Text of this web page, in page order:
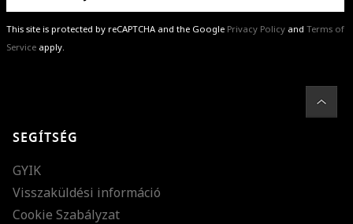
This site is protected by reCAPTCHA and the Google Privacy Policy and Terms of
Service apply.
különleges ajánlatainkat és stílustippjeinket!
SEGÍTSÉG
GYIK
Visszaküldési információ
Cookie Szabályzat